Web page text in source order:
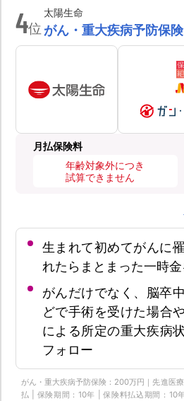
4位
太陽生命
がん・重大疾病予防保険
月払保険料
年齢対象外につき
試算できません
生まれて初めてがんに
れたらまとまった一時金
がんだけでなく、脳卒
どで手術を受けた場合
による所定の重大疾病
フォロー
がん・重大疾病予防保険：200万円｜先進医
払 | 保険期間：10年 | 保険料払込期間：